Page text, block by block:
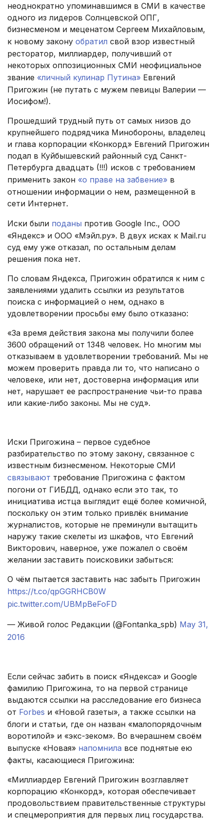
неоднократно упоминавшимся в СМИ в качестве
одного из лидеров Солнцевской ОПГ,
бизнесменом и меценатом Сергеем Михайловым,
к новому закону обратил свой взор известный
ресторатор, миллиардер, получивший от
некоторых оппозиционных СМИ неофициальное
звание «личный кулинар Путина» Евгений
Пригожин (не путать с мужем певицы Валерии —
Иосифом!).
Прошедший трудный путь от самых низов до
крупнейшего подрядчика Минобороны, владелец
и глава корпорации «Конкорд» Евгений Пригожин
подал в Куйбышевский районный суд Санкт-
Петербурга двадцать (!!!) исков с требованием
применить закон «о праве на забвение» в
отношении информации о нем, размещенной в
сети Интернет.
Иски были поданы против Google Inc., ООО
«Яндекс» и ООО «Мэйл.ру». В двух исках к Mail.ru
суд ему уже отказал, по остальным делам
решения пока нет.
По словам Яндекса, Пригожин обратился к ним с
заявлениями удалить ссылки из результатов
поиска с информацией о нем, однако в
удовлетворении просьбы ему было отказано:
«За время действия закона мы получили более
3600 обращений от 1348 человек. Но многим мы
отказываем в удовлетворении требований. Мы не
можем проверить правда ли то, что написано о
человеке, или нет, достоверна информация или
нет, нарушает ее распространение чьи-то права
или какие-либо законы. Мы не суд».
Иски Пригожина – первое судебное
разбирательство по этому закону, связанное с
известным бизнесменом. Некоторые СМИ
связывают требование Пригожина с фактом
погони от ГИБДД, однако если это так, то
инициатива истца выглядит ещё более комичной,
поскольку он этим только привлёк внимание
журналистов, которые не преминули вытащить
наружу такие скелеты из шкафов, что Евгений
Викторович, наверное, уже пожалел о своём
желании заставить поисковики забыться:
О чём пытается заставить нас забыть Пригожин
https://t.co/qpGGRHCB0W
pic.twitter.com/UBMpBeFoFD
— Живой голос Редакции (@Fontanka_spb) May 31,
2016
Если сейчас забить в поиск «Яндекса» и Google
фамилию Пригожина, то на первой странице
выдаются ссылки на расследование его бизнеса
от Forbes и «Новой газеты», а также ссылки на
блоги и статьи, где он назван «малопорядочным
воротилой» и «экс-зеком». Во вчерашнем своём
выпуске «Новая» напомнила все поднятые ею
факты, касающиеся Пригожина:
«Миллиардер Евгений Пригожин возглавляет
корпорацию «Конкорд», которая обеспечивает
продовольствием правительственные структуры
и спецмероприятия для первых лиц государства.